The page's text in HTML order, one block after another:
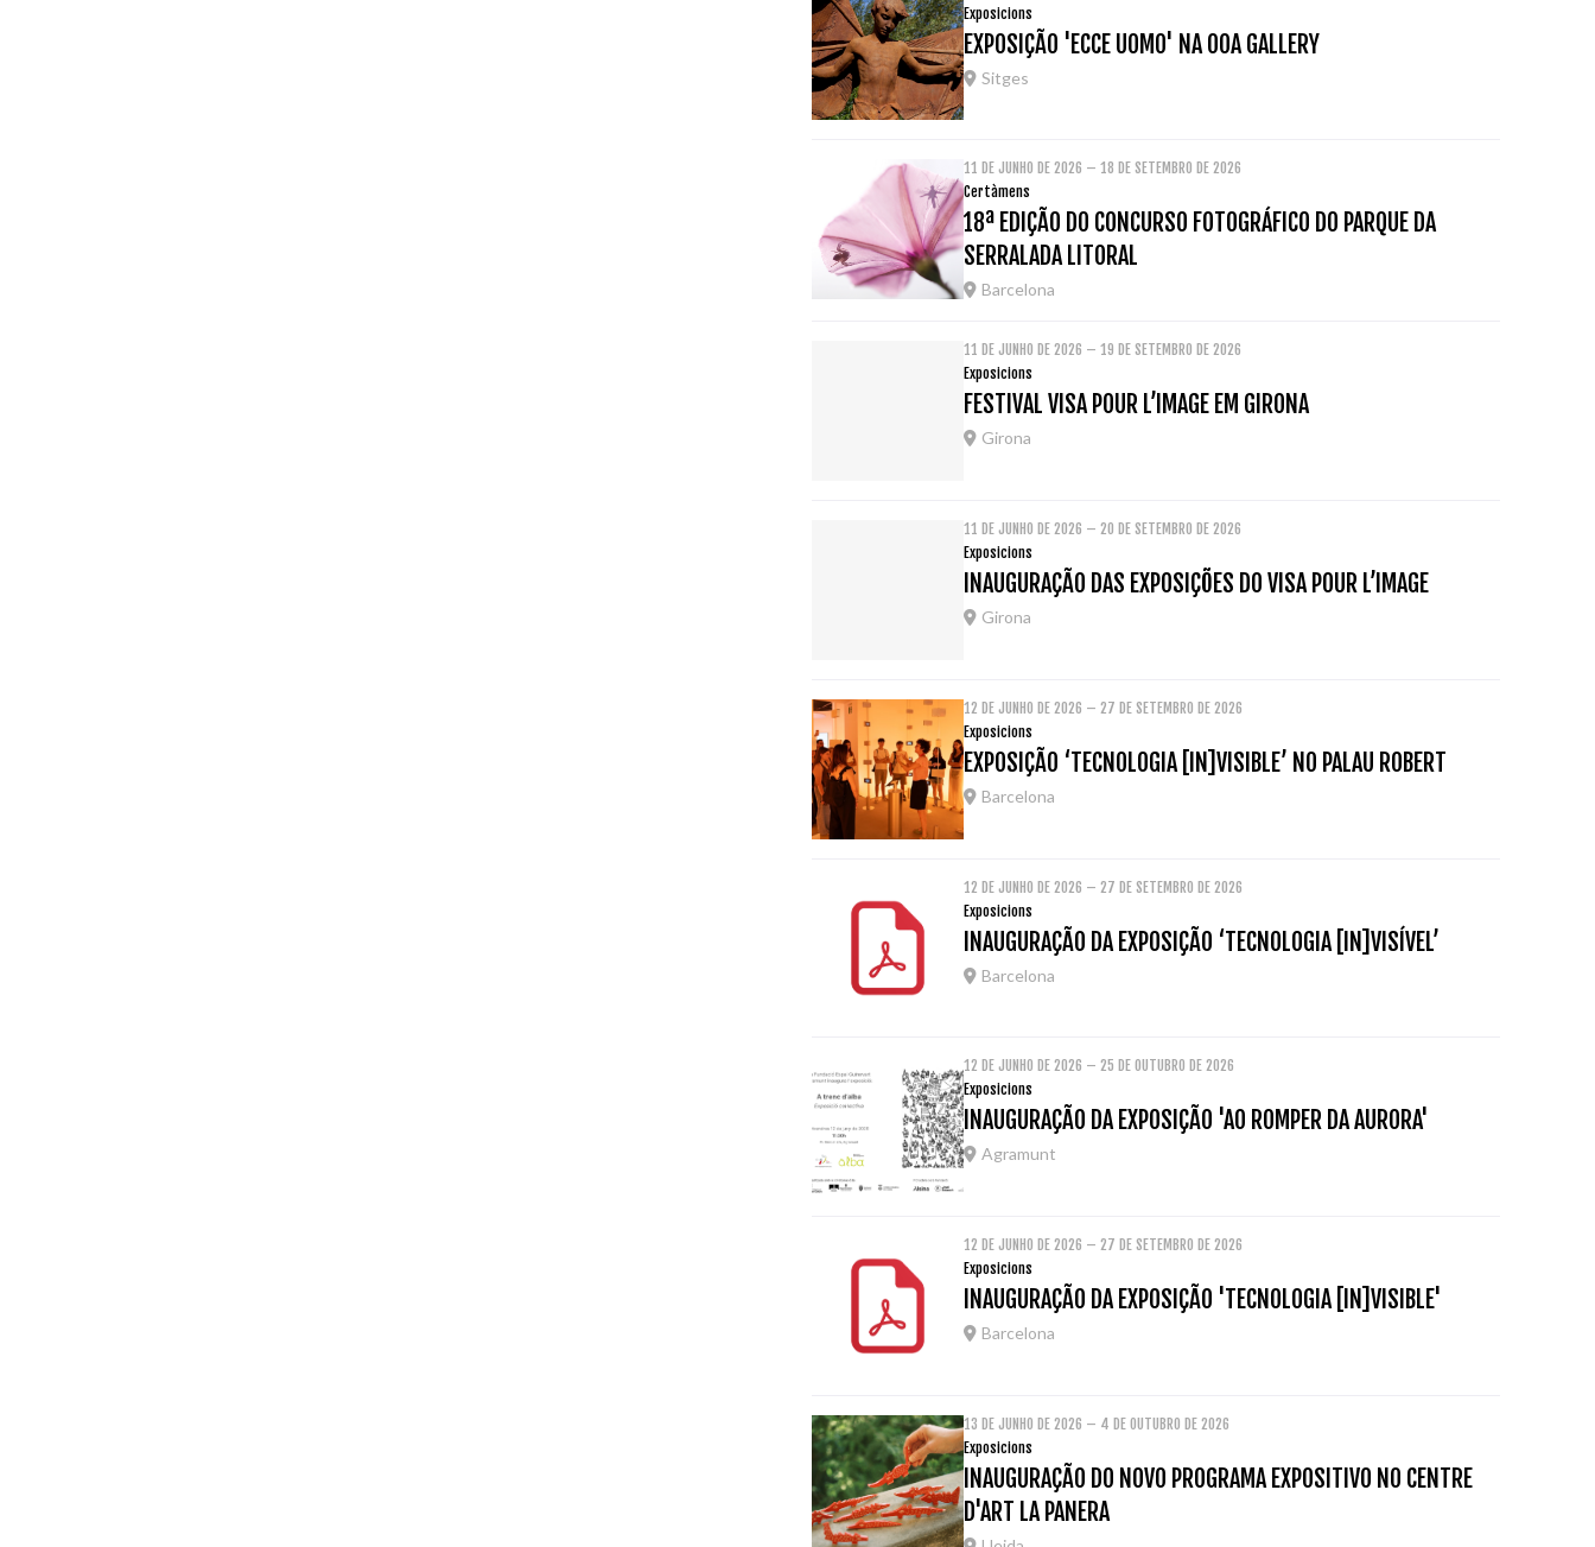
Exposicions
EXPOSIÇÃO 'ECCE UOMO' NA OOA GALLERY
Sitges
11 DE JUNHO DE 2026 – 18 DE SETEMBRO DE 2026
Certàmens
18ª EDIÇÃO DO CONCURSO FOTOGRÁFICO DO PARQUE DA
SERRALADA LITORAL
Barcelona
11 DE JUNHO DE 2026 – 19 DE SETEMBRO DE 2026
Exposicions
FESTIVAL VISA POUR L’IMAGE EM GIRONA
Girona
11 DE JUNHO DE 2026 – 20 DE SETEMBRO DE 2026
Exposicions
INAUGURAÇÃO DAS EXPOSIÇÕES DO VISA POUR L’IMAGE
Girona
12 DE JUNHO DE 2026 – 27 DE SETEMBRO DE 2026
Exposicions
EXPOSIÇÃO ‘TECNOLOGIA [IN]VISIBLE’ NO PALAU ROBERT
Barcelona
12 DE JUNHO DE 2026 – 27 DE SETEMBRO DE 2026
Exposicions
INAUGURAÇÃO DA EXPOSIÇÃO ‘TECNOLOGIA [IN]VISÍVEL’
Barcelona
12 DE JUNHO DE 2026 – 25 DE OUTUBRO DE 2026
Exposicions
INAUGURAÇÃO DA EXPOSIÇÃO 'AO ROMPER DA AURORA'
Agramunt
12 DE JUNHO DE 2026 – 27 DE SETEMBRO DE 2026
Exposicions
INAUGURAÇÃO DA EXPOSIÇÃO 'TECNOLOGIA [IN]VISIBLE'
Barcelona
13 DE JUNHO DE 2026 – 4 DE OUTUBRO DE 2026
Exposicions
INAUGURAÇÃO DO NOVO PROGRAMA EXPOSITIVO NO CENTRE
D'ART LA PANERA